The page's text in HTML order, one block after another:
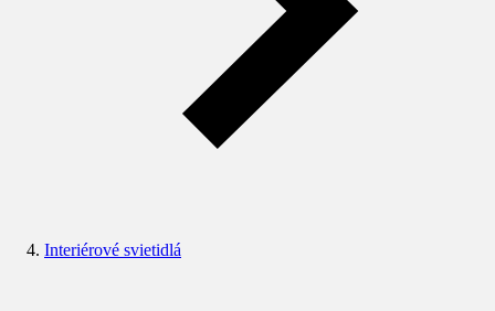
Interiérové svietidlá